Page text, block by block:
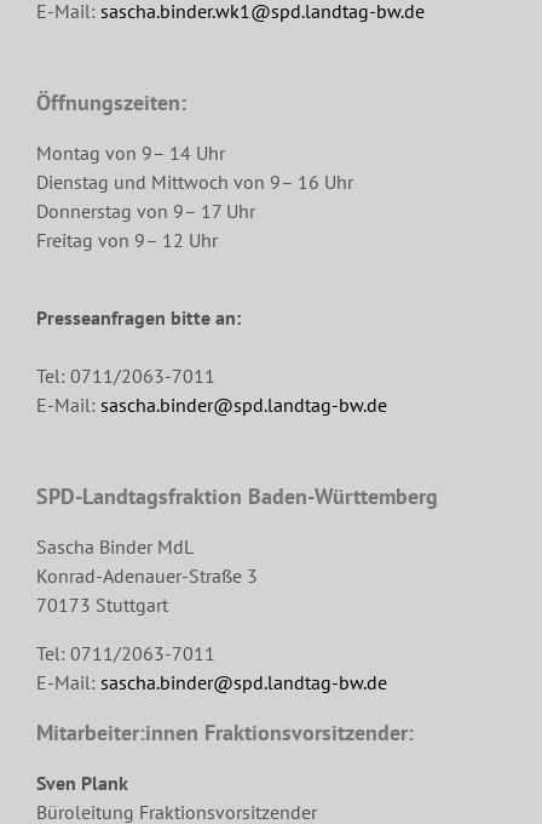
E-Mail: sascha.binder.wk1@spd.landtag-bw.de
Öffnungszeiten:
Montag von 9– 14 Uhr
Dienstag und Mittwoch von 9– 16 Uhr
Donnerstag von 9– 17 Uhr
Freitag von 9– 12 Uhr
Presseanfragen bitte an:
Tel: 0711/2063-7011
E-Mail: sascha.binder@spd.landtag-bw.de
SPD-Landtagsfraktion Baden-Württemberg
Sascha Binder MdL
Konrad-Adenauer-Straße 3
70173 Stuttgart
Tel: 0711/2063-7011
E-Mail: sascha.binder@spd.landtag-bw.de
Mitarbeiter:innen Fraktionsvorsitzender:
Sven Plank
Büroleitung Fraktionsvorsitzender